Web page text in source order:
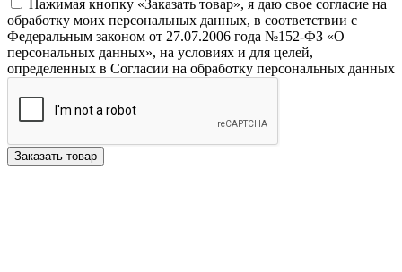
Нажимая кнопку «Заказать товар», я даю свое согласие на
обработку моих персональных данных, в соответствии с
Федеральным законом от 27.07.2006 года №152-ФЗ «О
персональных данных», на условиях и для целей,
определенных в Согласии на обработку персональных данных
Заказать товар